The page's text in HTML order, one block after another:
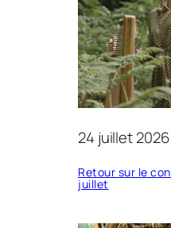
24 juillet 2026
Retour sur le
juillet